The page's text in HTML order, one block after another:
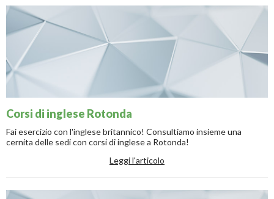
Corsi di inglese Rotonda
Fai esercizio con l'inglese britannico! Consultiamo insieme una
cernita delle sedi con corsi di inglese a Rotonda!
Leggi l'articolo